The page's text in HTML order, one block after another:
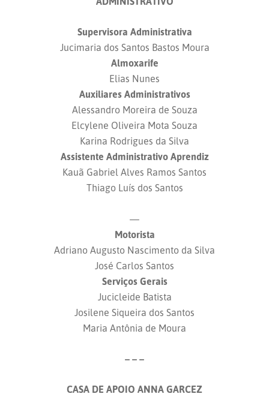
Supervisora Administrativa
Jucimaria dos Santos Bastos Moura
Almoxarife
Elias Nunes
Auxiliares Administrativos
Alessandro Moreira de Souza
Elcylene Oliveira Mota Souza
Karina Rodrigues da Silva
Assistente Administrativo Aprendiz
Kauã Gabriel Alves Ramos Santos
Thiago Luís dos Santos
—
Motorista
Adriano Augusto Nascimento da Silva
José Carlos Santos
Serviços Gerais
Jucicleide Batista
Josilene Siqueira dos Santos
Maria Antônia de Moura
– – –
CASA DE APOIO ANNA GARCEZ